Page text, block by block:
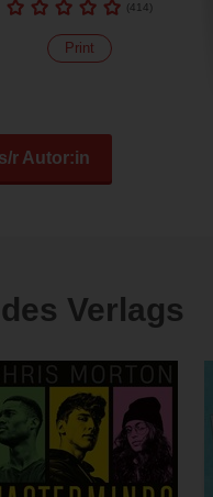
(414 )
Print
r Autor:in
Verlags